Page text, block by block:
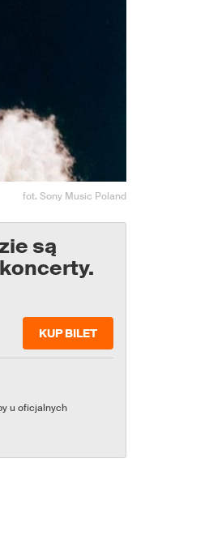
fot. Sony Music Poland
są
KUP BILET
u oficjalnych